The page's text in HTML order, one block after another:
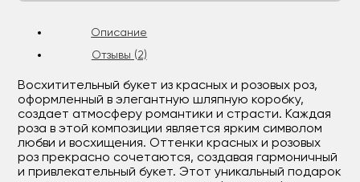
Описание
Отзывы (2)
Восхитительный букет из красных и розовых роз,
оформленный в элегантную шляпную коробку,
создает атмосферу романтики и страсти. Каждая
роза в этой композиции является ярким символом
любви и восхищения. Оттенки красных и розовых
роз прекрасно сочетаются, создавая гармоничный
и привлекательный букет. Этот уникальный подарок